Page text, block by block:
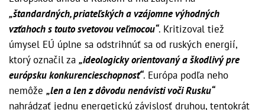
„štandardných, priateľských a vzájomne výhodných
vzťahoch s touto svetovou veľmocou“. Kritizoval tiež
úmysel EÚ úplne sa odstrihnúť sa od ruských energií,
ktorý označil za „ideologicky orientovaný a škodlivý pre
európsku konkurencieschopnosť“. Európa podľa neho
nemôže „len a len z dôvodu nenávisti voči Rusku“
nahrádzať jednu energetickú závislosť druhou, tentokrát